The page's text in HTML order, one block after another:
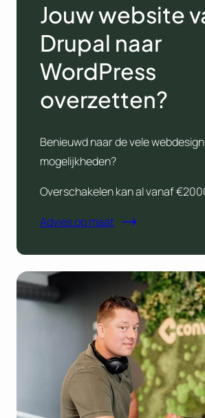
Jouw website
Drupal naar
WordPress
overzetten?
Benieuwd naar de vele webdesign
mogelijkheden?
Overschakelen kan al vanaf
Advies op maat